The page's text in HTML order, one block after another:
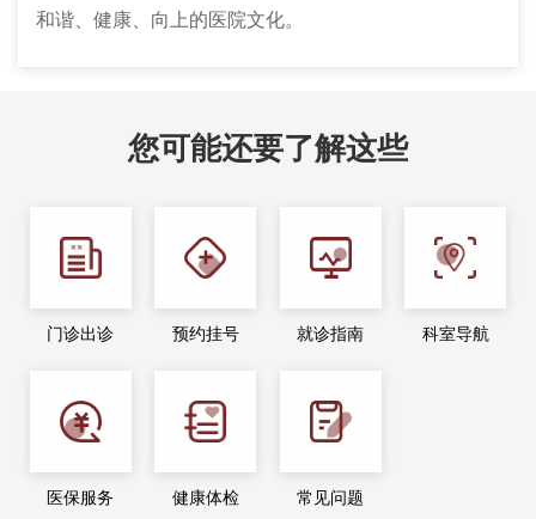
和谐、健康、向上的医院文化。
您可能还要了解这些
门诊出诊 预约挂号 就诊指南 科室导航
医保服务 健康体检 常见问题